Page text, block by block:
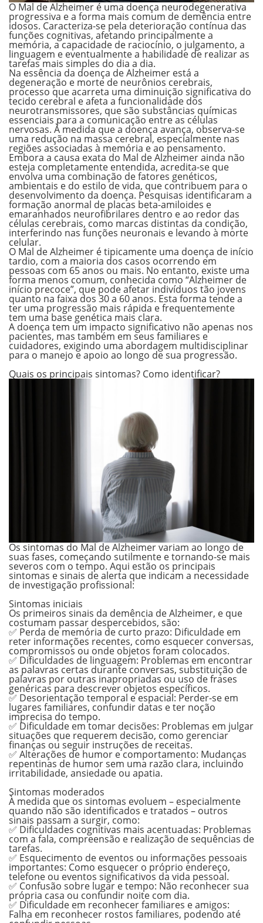
O Mal de Alzheimer é uma doença neurodegenerativa
progressiva e a forma mais comum de demência entre
idosos. Caracteriza-se pela deterioração contínua das
funções cognitivas, afetando principalmente a
memória, a capacidade de raciocínio, o julgamento, a
linguagem e eventualmente a habilidade de realizar as
tarefas mais simples do dia a dia.
Na essência da doença de Alzheimer está a
degeneração e morte de neurônios cerebrais,
processo que acarreta uma diminuição significativa do
tecido cerebral e afeta a funcionalidade dos
neurotransmissores, que são substâncias químicas
essenciais para a comunicação entre as células
nervosas. À medida que a doença avança, observa-se
uma redução na massa cerebral, especialmente nas
regiões associadas à memória e ao pensamento.
Embora a causa exata do Mal de Alzheimer ainda não
esteja completamente entendida, acredita-se que
envolva uma combinação de fatores genéticos,
ambientais e do estilo de vida, que contribuem para o
desenvolvimento da doença. Pesquisas identificaram a
formação anormal de placas beta-amiloides e
emaranhados neurofibrilares dentro e ao redor das
células cerebrais, como marcas distintas da condição,
interferindo nas funções neuronais e levando à morte
celular.
O Mal de Alzheimer é tipicamente uma doença de início
tardio, com a maioria dos casos ocorrendo em
pessoas com 65 anos ou mais. No entanto, existe uma
forma menos comum, conhecida como “Alzheimer de
início precoce”, que pode afetar indivíduos tão jovens
quanto na faixa dos 30 a 60 anos. Esta forma tende a
ter uma progressão mais rápida e frequentemente
tem uma base genética mais clara.
A doença tem um impacto significativo não apenas nos
pacientes, mas também em seus familiares e
cuidadores, exigindo uma abordagem multidisciplinar
para o manejo e apoio ao longo de sua progressão.
.
Quais os principais sintomas? Como identificar?
Os sintomas do Mal de Alzheimer variam ao longo de
suas fases, começando sutilmente e tornando-se mais
severos com o tempo. Aqui estão os principais
sintomas e sinais de alerta que indicam a necessidade
de investigação profissional:
Sintomas iniciais
Os primeiros sinais da demência de Alzheimer, e que
costumam passar despercebidos, são:
✅ Perda de memória de curto prazo: Dificuldade em
reter informações recentes, como esquecer conversas,
compromissos ou onde objetos foram colocados.
✅ Dificuldades de linguagem: Problemas em encontrar
as palavras certas durante conversas, substituição de
palavras por outras inapropriadas ou uso de frases
genéricas para descrever objetos específicos.
✅ Desorientação temporal e espacial: Perder-se em
lugares familiares, confundir datas e ter noção
imprecisa do tempo.
✅ Dificuldade em tomar decisões: Problemas em julgar
situações que requerem decisão, como gerenciar
finanças ou seguir instruções de receitas.
✅ Alterações de humor e comportamento: Mudanças
repentinas de humor sem uma razão clara, incluindo
irritabilidade, ansiedade ou apatia.
Sintomas moderados
À medida que os sintomas evoluem – especialmente
quando não são identificados e tratados – outros
sinais passam a surgir, como:
✅ Dificuldades cognitivas mais acentuadas: Problemas
com a fala, compreensão e realização de sequências de
tarefas.
✅ Esquecimento de eventos ou informações pessoais
importantes: Como esquecer o próprio endereço,
telefone ou eventos significativos da vida pessoal.
✅ Confusão sobre lugar e tempo: Não reconhecer sua
própria casa ou confundir noite com dia.
✅ Dificuldade em reconhecer familiares e amigos:
Falha em reconhecer rostos familiares, podendo até